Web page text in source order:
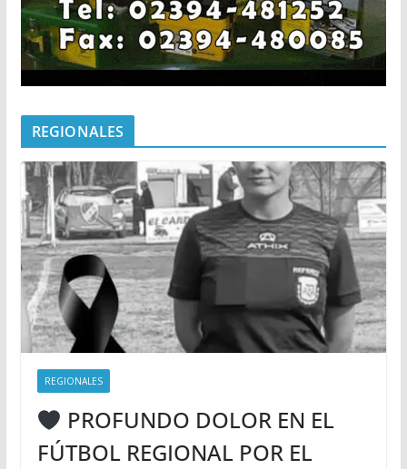
REGIONALES
REGIONALES
PROFUNDO DOLOR EN EL
FÚTBOL REGIONAL POR EL